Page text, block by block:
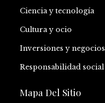
Ciencia y tecnología
Cultura y ocio
Inversiones y negocios
Responsabilidad social
Mapa Del Sitio